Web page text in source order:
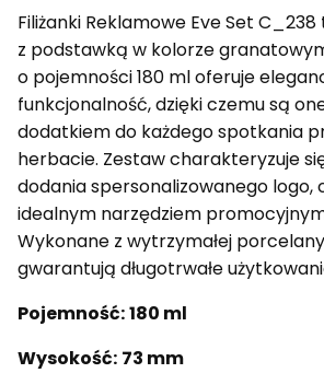
Filiżanki Reklamowe Eve Set
z podstawką w kolorze
o pojemności 180 ml oferuje
funkcjonalność, dzięki czemu są
dodatkiem do każdego spotkania
herbacie. Zestaw charakteryzuje
dodania spersonalizowanego logo,
idealnym narzędziem
Wykonane z wytrzymałej
gwarantują długotrwałe
Pojemność:180 ml
Wysokość: 73 mm